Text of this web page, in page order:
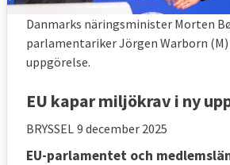
Danmarks näringsminister Morten
parlamentariker Jörgen Warborn
uppgörelse.
EU kapar miljökrav i ny
BRYSSEL 9 december 2025
EU-parlamentet och